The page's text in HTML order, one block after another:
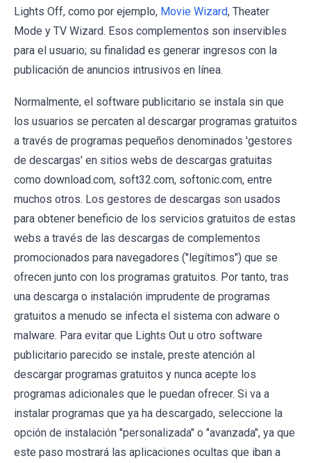
Lights Off, como por ejemplo, Movie Wizard, Theater
Mode y TV Wizard. Esos complementos son inservibles
para el usuario; su finalidad es generar ingresos con la
publicación de anuncios intrusivos en línea.
Normalmente, el software publicitario se instala sin que
los usuarios se percaten al descargar programas gratuitos
a través de programas pequeños denominados 'gestores
de descargas' en sitios webs de descargas gratuitas
como download.com, soft32.com, softonic.com, entre
muchos otros. Los gestores de descargas son usados
para obtener beneficio de los servicios gratuitos de estas
webs a través de las descargas de complementos
promocionados para navegadores ("legítimos") que se
ofrecen junto con los programas gratuitos. Por tanto, tras
una descarga o instalación imprudente de programas
gratuitos a menudo se infecta el sistema con adware o
malware. Para evitar que Lights Out u otro software
publicitario parecido se instale, preste atención al
descargar programas gratuitos y nunca acepte los
programas adicionales que le puedan ofrecer. Si va a
instalar programas que ya ha descargado, seleccione la
opción de instalación "personalizada" o "avanzada", ya que
este paso mostrará las aplicaciones ocultas que iban a